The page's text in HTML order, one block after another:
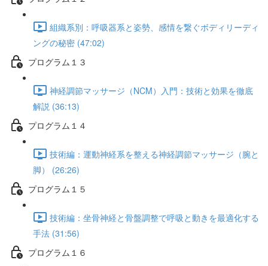
組織系別：呼吸器系と姿勢、感情を繋ぐボディリーディ
ングの秘密 (47:02)
プログラム１３
神経調節マッサージ（NCM）入門：技術と効果を徹底
解説 (36:13)
プログラム１４
技術編：運動神経系を整える神経調節マッサージ（腕と
脚） (26:26)
プログラム１５
技術編：坐骨神経と骨盤調整で呼吸と動きを最適化する
手法 (31:56)
プログラム１６